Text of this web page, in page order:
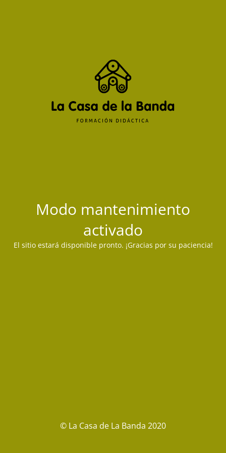
Modo mantenimiento
activado
El sitio estará disponible pronto. ¡Gracias por su paciencia!
© La Casa de La Banda 2020